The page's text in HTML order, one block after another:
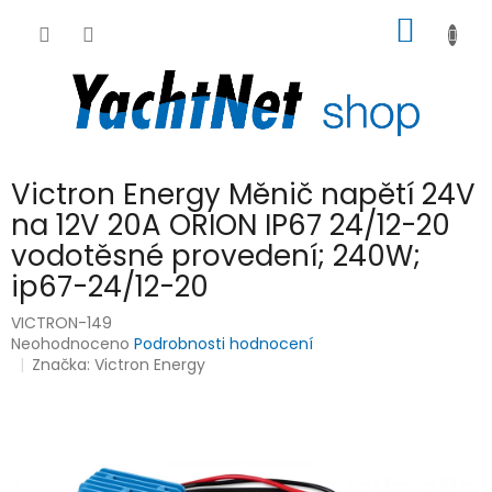
KOŠÍK
Victron Energy Měnič napětí 24V
na 12V 20A ORION IP67 24/12-20
vodotěsné provedení; 240W;
ip67-24/12-20
VICTRON-149
Průměrné
hodnocení
Neohodnoceno Podrobnosti hodnocení
Značka:Victron Energy